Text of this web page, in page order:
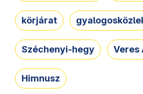
körjárat
Széchenyi-hegy Veres
Himnusz